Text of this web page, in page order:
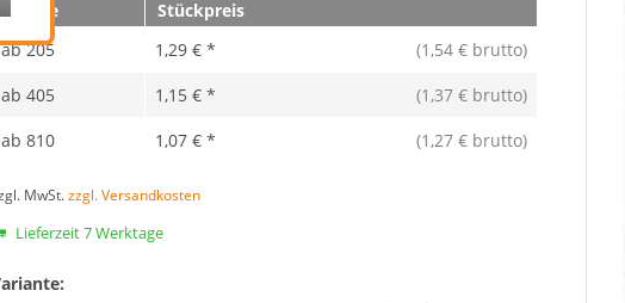
Menge
Stückpreis
ab205 1,29 € *
(1,54 € brutto)
ab 405 1,15 € *
(1,37 € brutto)
ab 810 1,07 € * (1,27 € brutto)
MwSt.zzgl. Versandkosten
Lieferzeit 7 Werktage